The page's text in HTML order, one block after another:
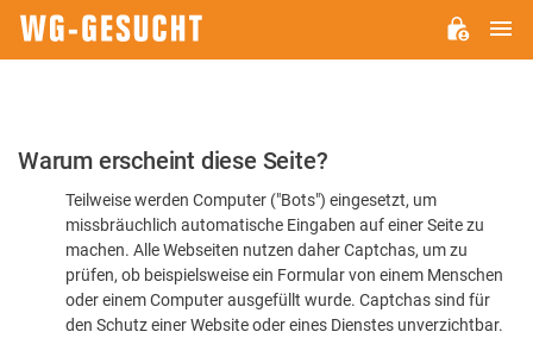
Bitte
dass
Warum erscheint diese Seite?
Teilweise werden Computer ("Bots") eingesetzt, um
missbräuchlich automatische Eingaben auf einer Seite zu
machen. Alle Webseiten nutzen daher Captchas, um zu
prüfen, ob beispielsweise ein Formular von einem Menschen
oder einem Computer ausgefüllt wurde. Captchas sind für
den Schutz einer Website oder eines Dienstes unverzichtbar.